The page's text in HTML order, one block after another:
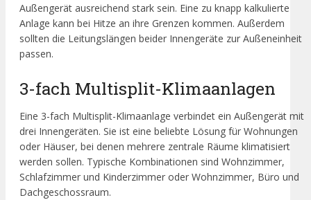
Außengerät ausreichend stark sein. Eine zu knapp kalkulierte
Anlage kann bei Hitze an ihre Grenzen kommen. Außerdem
sollten die Leitungslängen beider Innengeräte zur Außeneinheit
passen.
3-fach Multisplit-Klimaanlagen
Eine 3-fach Multisplit-Klimaanlage verbindet ein Außengerät mit
drei Innengeräten. Sie ist eine beliebte Lösung für Wohnungen
oder Häuser, bei denen mehrere zentrale Räume klimatisiert
werden sollen. Typische Kombinationen sind Wohnzimmer,
Schlafzimmer und Kinderzimmer oder Wohnzimmer, Büro und
Dachgeschossraum.